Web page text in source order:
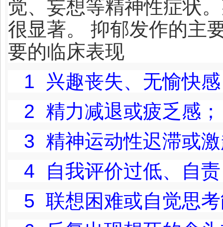
觉、妄想等精神性症状
很显著。 抑郁发作的主
要的临床表现
1
兴趣丧失、无愉快
2 精力减退或疲乏感；
3 精神运动性迟滞或
4
自我评价过低、自
5 联想困难或自觉思